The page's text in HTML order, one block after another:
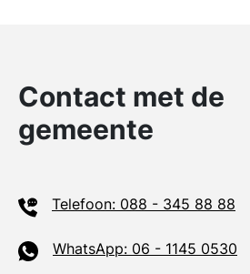
Contact met de
gemeente
Telefoon: 088 - 345 88 88
WhatsApp: 06 - 1145 0530